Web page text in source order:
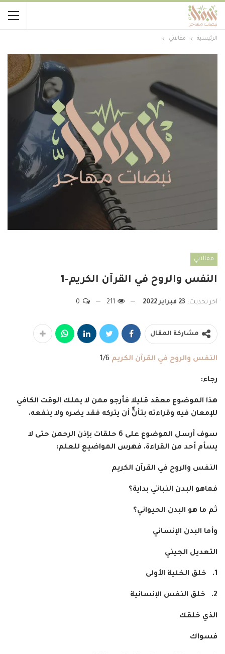
الرئيسية مقالاتي
مقالاتي
النفس والروح في القرآن الكريم-1
آخر تحديث: 23 فبراير 2022
مشاركة المقال
النفس والروح في القرآن الكريم
رجاء:
هذا الموضوع معقد قليلا فأرجو ممن لا يملك الوقت الكافي
للإمعان فيه وقراءته بتأنٍّ أن يتركه فقد يضره ولا ينفعه.
سوف أرسل الموضوع على 6 حلقات بإذن الرحمن حتى لا
يسأم أحد من القراءة. فهرس المواضيع للعلم:
النفس والروح في القرآن الكريم
فماهو البدن النباتي بداية؟
ثم ما هو البدن الحيواني؟
وأما البدن الإنساني
التعديل الجيني
1. خلق الخلية الأولى
2. خلق النفس الإنسانية
الذي خلقك
فسواك